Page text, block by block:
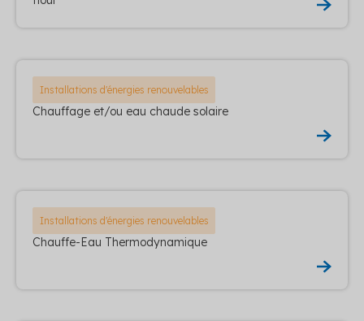
Installations d'énergies renouvelables
Chauffage et/ou eau chaude solaire
Installations d'énergies renouvelables
Chauffe-Eau Thermodynamique